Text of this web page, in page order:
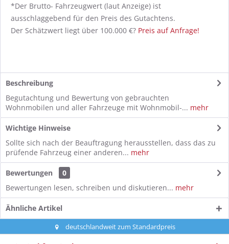
*Der Brutto- Fahrzeugwert (laut Anzeige) ist
ausschlaggebend für den Preis des Gutachtens.
Der Schätzwert liegt über 100.000 €? Preis auf Anfrage!
Beschreibung
Begutachtung und Bewertung von gebrauchten
Wohnmobilen und aller Fahrzeuge mit Wohnmobil-... mehr
Wichtige Hinweise
Sollte sich nach der Beauftragung herausstellen, dass das zu
prüfende Fahrzeug einer anderen... mehr
Bewertungen
0
Bewertungen lesen, schreiben und diskutieren... mehr
Ähnliche Artikel
deutschlandweit zum Standardpreis